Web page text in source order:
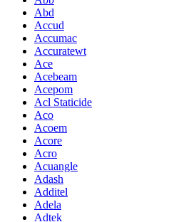
Abd
Accud
Accumac
Accuratewt
Ace
Acebeam
Acepom
Acl Staticide
Aco
Acoem
Acore
Acro
Acuangle
Adash
Additel
Adela
Adtek